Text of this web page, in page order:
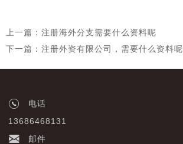
上一篇：注册海外分支需要什么资料呢
下一篇：注册外资有限公司，需要什么资料呢
电话
13686468131
邮件